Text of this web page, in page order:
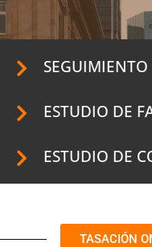
SEGUIMIENTO
ESTUDIO DE
ESTUDIO DE
TASACIÓN